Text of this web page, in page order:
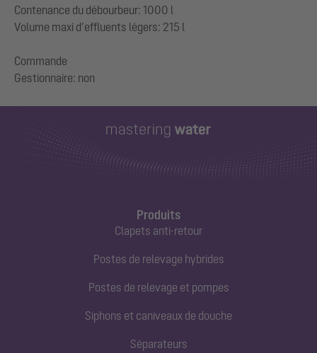
Contenance du débourbeur: 1000 l
Volume maxi d’effluents légers: 215 l
Commande
Produits
Clapets anti-retour
Postes de relevage hybrides
Postes de relevage et pompes
Siphons et caniveaux de douche
Séparateurs